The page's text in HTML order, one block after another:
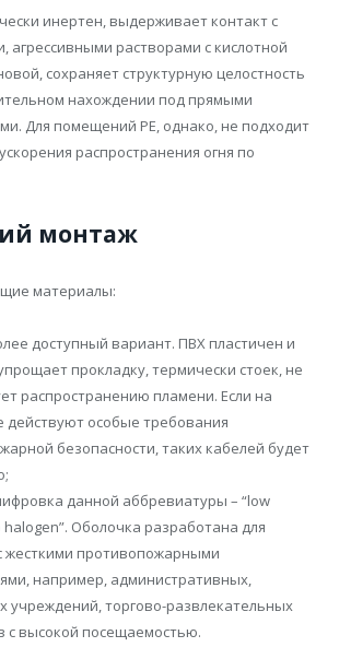
инертен, выдерживает контакт с
агрессивными растворами с кислотной
сохраняет структурную целостность
нахождении под прямыми
Для помещений PE, однако, не подходит
распространения огня по
монтаж
материалы:
доступный вариант. ПВХ пластичен и
прокладку, термически стоек, не
распространению пламени. Если на
действуют особые требования
безопасности, таких кабелей будет
данной аббревиатуры – “low
Оболочка разработана для
жесткими противопожарными
например, административных,
учреждений, торгово-развлекательных
с высокой посещаемостью.